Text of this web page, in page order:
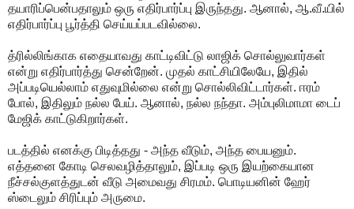
தயாரிப்பென்பதாலும் ஒரு எதிர்பார்ப்பு இருந்தது. ஆனால், ஆ.வீ.யில்
எதிர்பார்ப்பு பூர்த்தி செய்யப்படவில்லை.
த்ரில்லிங்காக எதையாவது காட்டிவிட்டு லாஜிக் சொல்லுவார்கள்
என்று எதிர்பார்த்து சென்றேன். முதல் காட்சியிலேயே, இதில்
அப்படியெல்லாம் எதுவுமில்லை என்று சொல்லிவிட்டார்கள். ஈரம்
போல், இதிலும் நல்ல பேய். ஆனால், நல்ல நந்தா. அம்புலிமாமா டைப்
மேஜிக் காட்டுகிறார்கள்.
படத்தில் எனக்கு பிடித்தது - அந்த வீடும், அந்த பையனும்.
எத்தனை கோடி செலவழித்தாலும், இப்படி ஒரு இயற்கையான
நீச்சல்குளத்துடன் வீடு அமைவது சிரமம். பொடியனின் ஹேர்
ஸ்டைலும் சிரிப்பும் அருமை.